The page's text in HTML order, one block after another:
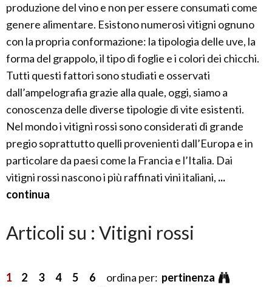
produzione del vino e non per essere consumati come
genere alimentare. Esistono numerosi vitigni ognuno
con la propria conformazione: la tipologia delle uve, la
forma del grappolo, il tipo di foglie e i colori dei chicchi.
Tutti questi fattori sono studiati e osservati
dall’ampelografia grazie alla quale, oggi, siamo a
conoscenza delle diverse tipologie di vite esistenti.
Nel mondo i vitigni rossi sono considerati di grande
pregio soprattutto quelli provenienti dall’Europa e in
particolare da paesi come la Francia e l’Italia. Dai
vitigni rossi nascono i più raffinati vini italiani, ...
continua
Articoli su : Vitigni rossi
1 2 3 4 5 6 ordina per: pertinenza